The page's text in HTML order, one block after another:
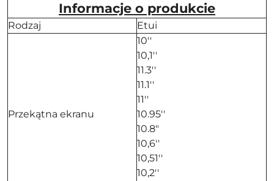
Informacje o produkcie
Rodzaj Etui
Przekątna ekranu
10''
10,1''
11.3''
11.1''
11''
10.95''
10.8"
10,6''
10,51''
10,2''